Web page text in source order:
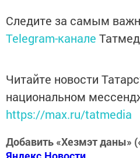
Следите за самым
Telegram-канале
Читайте новости
национальном
https://max.ru/tatmedia
Добавить «Хезмэт даны»